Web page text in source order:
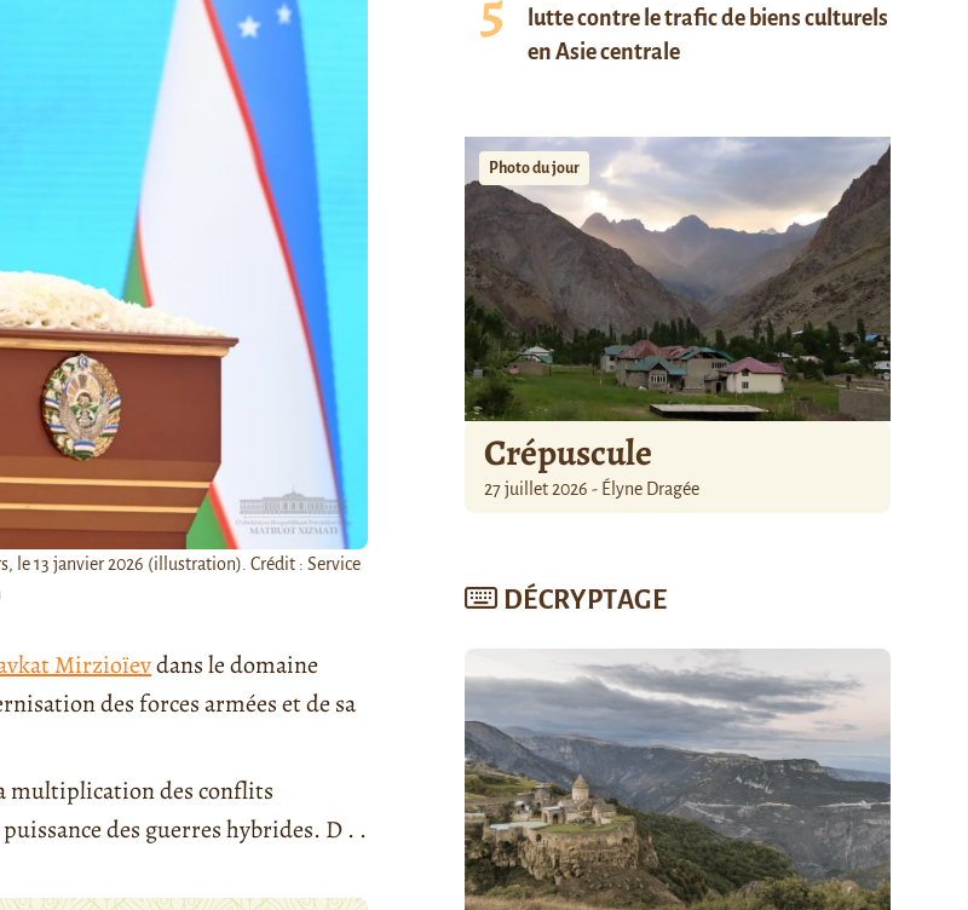
le 13 janvier 2026 (illustration). Crédit : Service
Mirzioïevdans le domaine
des forces armées et de sa
multiplication des conflits
des guerres hybrides. D . .
lutte contre le trafic de biens culturels
en Asie centrale
Photo du jour
Crépuscule
27 juillet 2026 - Élyne Dragée
DÉCRYPTAGE